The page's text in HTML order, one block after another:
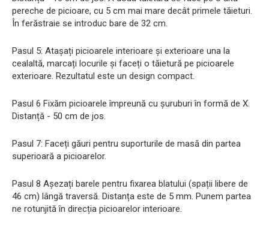
pereche de picioare, cu 5 cm mai mare decât primele tăieturi.
În ferăstraie se introduc bare de 32 cm.
Pasul 5: Atașați picioarele interioare și exterioare una la
cealaltă, marcați locurile și faceți o tăietură pe picioarele
exterioare. Rezultatul este un design compact.
Pasul 6 Fixăm picioarele împreună cu șuruburi în formă de X.
Distanță - 50 cm de jos.
Pasul 7: Faceți găuri pentru suporturile de masă din partea
superioară a picioarelor.
Pasul 8 Așezați barele pentru fixarea blatului (spații libere de
46 cm) lângă traversă. Distanța este de 5 mm. Punem partea
ne rotunjită în direcția picioarelor interioare.